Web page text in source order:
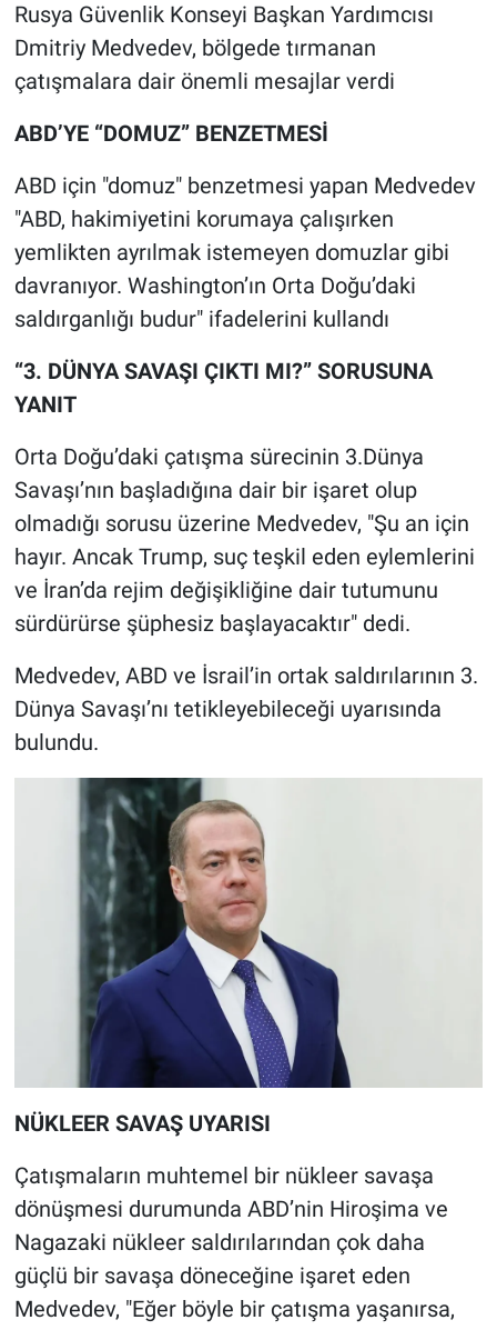
Rusya Güvenlik Konseyi Başkan Yardımcısı
Dmitriy Medvedev, bölgede tırmanan
çatışmalara dair önemli mesajlar verdi
ABD’YE “DOMUZ” BENZETMESİ
ABD için "domuz" benzetmesi yapan Medvedev
"ABD, hakimiyetini korumaya çalışırken
yemlikten ayrılmak istemeyen domuzlar gibi
davranıyor. Washington’ın Orta Doğu’daki
saldırganlığı budur" ifadelerini kullandı
“3. DÜNYA SAVAŞI ÇIKTI MI?” SORUSUNA
YANIT
Orta Doğu’daki çatışma sürecinin 3.Dünya
Savaşı’nın başladığına dair bir işaret olup
olmadığı sorusu üzerine Medvedev, "Şu an için
hayır. Ancak Trump, suç teşkil eden eylemlerini
ve İran’da rejim değişikliğine dair tutumunu
sürdürürse şüphesiz başlayacaktır" dedi.
Medvedev, ABD ve İsrail’in ortak saldırılarının 3.
Dünya Savaşı’nı tetikleyebileceği uyarısında
bulundu.
NÜKLEER SAVAŞ UYARISI
Çatışmaların muhtemel bir nükleer savaşa
dönüşmesi durumunda ABD’nin Hiroşima ve
Nagazaki nükleer saldırılarından çok daha
güçlü bir savaşa döneceğine işaret eden
Medvedev, "Eğer böyle bir çatışma yaşanırsa,